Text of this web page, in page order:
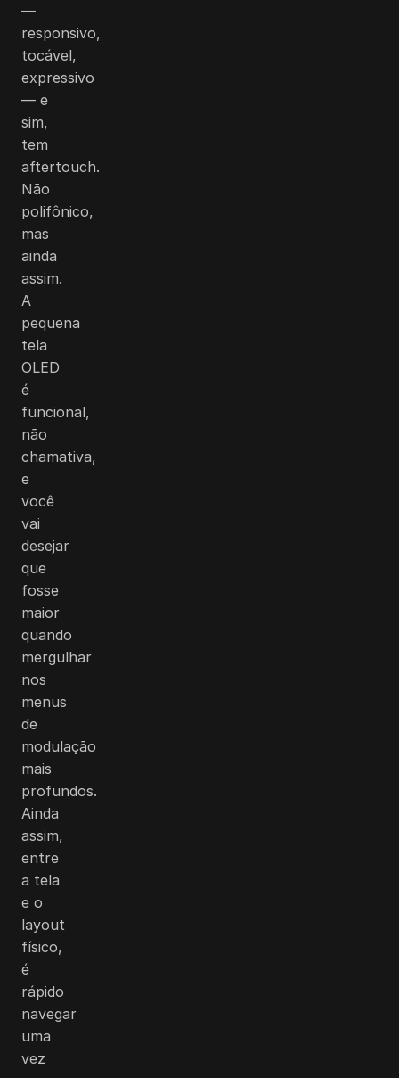
—
responsivo,
tocável,
expressivo
— e
sim,
tem
aftertouch.
Não
polifônico,
mas
ainda
assim.
A
pequena
tela
OLED
é
funcional,
não
chamativa,
e
você
vai
desejar
que
fosse
maior
quando
mergulhar
nos
menus
de
modulação
mais
profundos.
Ainda
assim,
entre
a tela
e o
layout
físico,
é
rápido
navegar
uma
vez